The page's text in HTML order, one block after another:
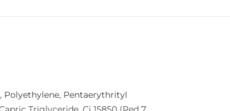
Polyethylene, Pentaerythrityl